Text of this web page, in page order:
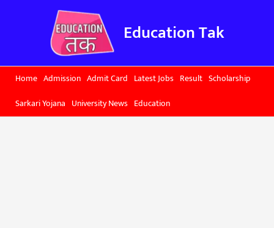
Education Tak
Home Admission Admit Card Latest Jobs Result Scholarship
Sarkari Yojana University News Education